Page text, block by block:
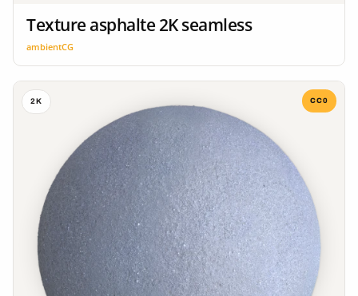
Texture asphalte 2K seamless
ambientCG
2K CC0